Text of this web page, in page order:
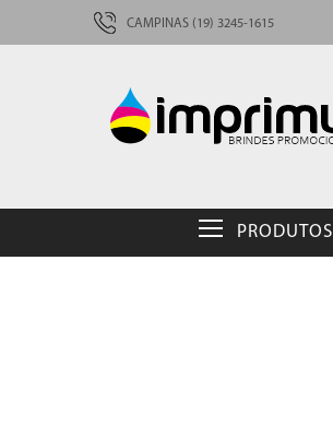
CAMPINAS (19) 3245-1615
PRODUTOS